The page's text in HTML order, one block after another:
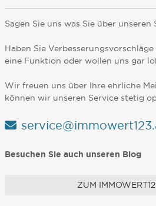
Sagen Sie uns was Sie über unseren
Haben Sie
eine Funktion oder wollen uns gar
Wir freuen uns über Ihre ehrliche
können wir unseren Service stetig
Besuchen Sie auch unseren Blog
ZUM